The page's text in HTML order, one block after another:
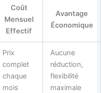
Coût
Mensuel
Effectif
Avantage
Économique
Prix
complet
chaque
mois
Aucune
réduction,
flexibilité
maximale